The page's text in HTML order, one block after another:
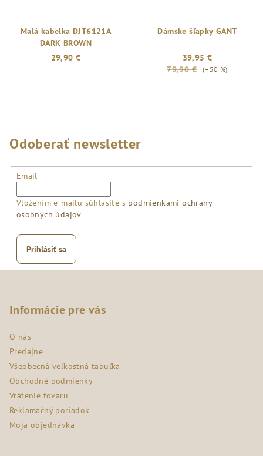
Malá kabelka DJT6121A
DARK BROWN
29,90 €
Dámske šľapky GANT
39,95 €
79,90 €
(–50 %)
Odoberať newsletter
Email
Vložením e-mailu súhlasíte s podmienkami ochrany
osobných údajov
Prihlásiť sa
Informácie pre vás
O nás
Predajne
Všeobecná veľkostná tabuľka
Obchodné podmienky
Vrátenie tovaru
Reklamačný poriadok
Moja objednávka